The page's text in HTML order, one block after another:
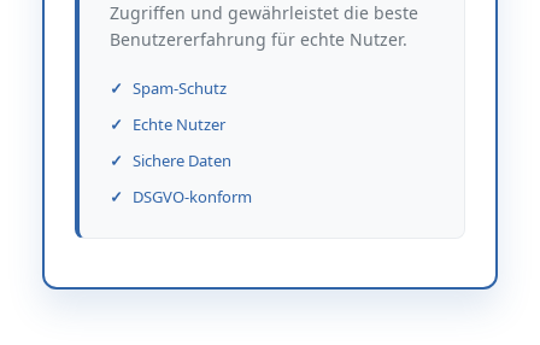
Zugriffen und gewährleistet die beste
Benutzererfahrung für echte Nutzer.
Spam-Schutz
Echte Nutzer
Sichere Daten
DSGVO-konform